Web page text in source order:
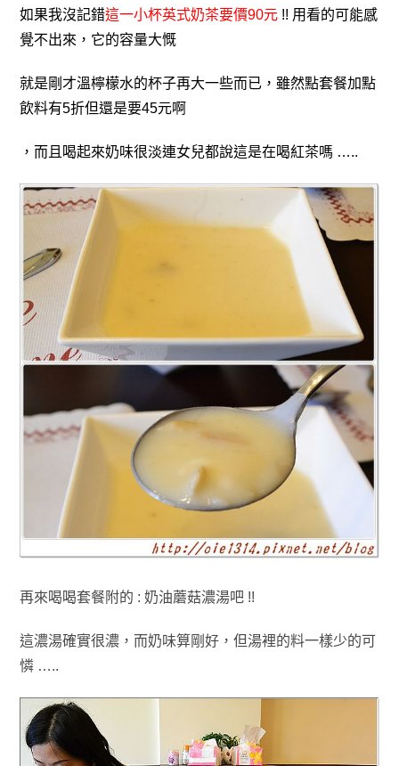
如果我沒記錯這一小杯英式奶茶要價90元!! 用看的可能感
覺不出來 ， 它的容量大慨
就是 剛才溫檸檬水的杯子再大一些而已，雖然點套餐加點
飲料有5折但還是要45元啊
，而且喝起來奶味很淡連女兒都說這是在喝紅茶嗎 …..
再來喝喝套餐附的 : 奶油蘑菇濃湯吧 !!
這濃湯確實很濃，而奶味算剛好，但湯裡的料一樣少的可
憐 …..